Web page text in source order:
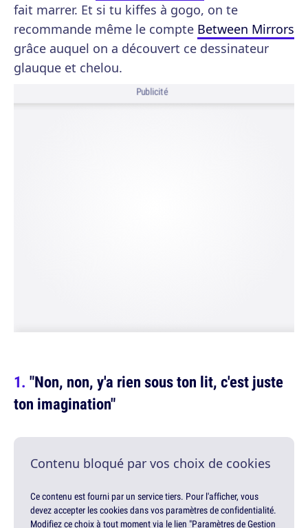
fait marrer. Et si tu kiffes à gogo, on te
recommande même le compte Between Mirrors
grâce auquel on a découvert ce dessinateur
glauque et chelou.
Publicité
"Non, non, y'a rien sous ton lit, c'est juste
ton imagination"
Contenu bloqué par vos choix de cookies
Ce contenu est fourni par un service tiers. Pour l'afficher, vous
devez accepter les cookies dans vos paramètres de confidentialité.
Modifiez ce choix à tout moment via le lien "Paramètres de Gestion